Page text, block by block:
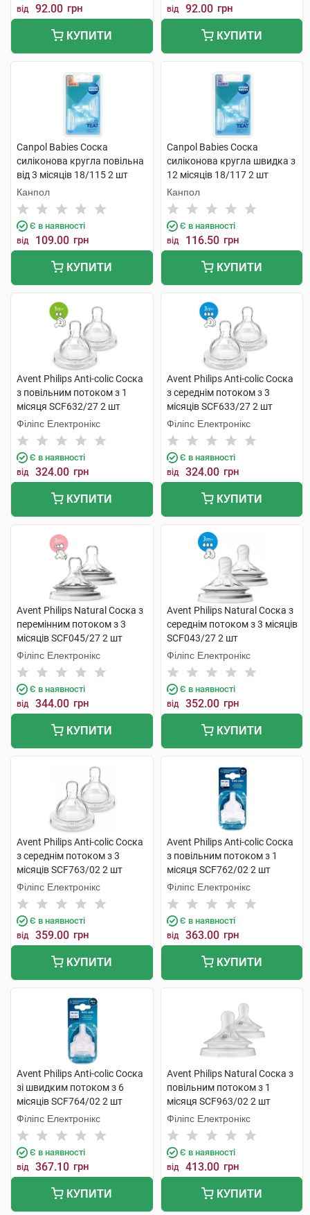
від 92.00 грн
КУПИТИ
від 92.00 грн
КУПИТИ
Canpol Babies Соска
силіконова кругла повільна
від 3 місяців 18/115 2 шт
Канпол
Є в наявності
від 109.00 грн
КУПИТИ
Canpol Babies Соска
силіконова кругла швидка з
12 місяців 18/117 2 шт
Канпол
Є в наявності
від 116.50 грн
КУПИТИ
Avent Philips Anti-colic Соска
з повільним потоком з 1
місяця SCF632/27 2 шт
Філіпс Електронікс
Є в наявності
від 324.00 грн
КУПИТИ
Avent Philips Anti-colic Соска
з середнім потоком з 3
місяців SCF633/27 2 шт
Філіпс Електронікс
Є в наявності
від 324.00 грн
КУПИТИ
Avent Philips Natural Соска з
перемінним потоком з 3
місяців SCF045/27 2 шт
Філіпс Електронікс
Є в наявності
від 344.00 грн
КУПИТИ
Avent Philips Natural Соска з
середнім потоком з 3 місяців
SCF043/27 2 шт
Філіпс Електронікс
Є в наявності
від 352.00 грн
КУПИТИ
Avent Philips Anti-colic Соска
з середнім потоком з 3
місяців SCF763/02 2 шт
Філіпс Електронікс
Є в наявності
від 359.00 грн
КУПИТИ
Avent Philips Anti-colic Соска
з повільним потоком з 1
місяця SCF762/02 2 шт
Філіпс Електронікс
Є в наявності
від 363.00 грн
КУПИТИ
Avent Philips Anti-colic Соска
зі швидким потоком з 6
місяців SCF764/02 2 шт
Філіпс Електронікс
Є в наявності
від 367.10 грн
КУПИТИ
Avent Philips Natural Соска з
повільним потоком з 1
місяця SCF963/02 2 шт
Філіпс Електронікс
Є в наявності
від 413.00 грн
КУПИТИ